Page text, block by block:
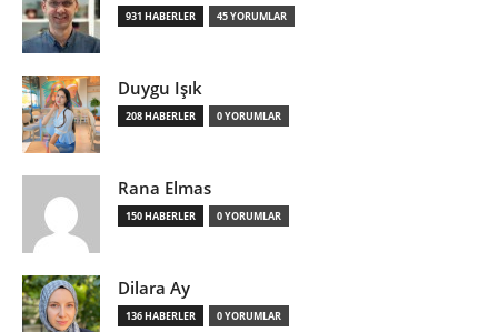
931 HABERLER 45 YORUMLAR
Duygu Işık
208 HABERLER 0 YORUMLAR
Rana Elmas
150 HABERLER 0 YORUMLAR
Dilara Ay
136 HABERLER 0 YORUMLAR